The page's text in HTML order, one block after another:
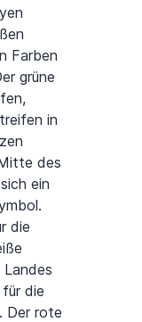
Farben
grüne
in
des
ein
die
die
Der rote